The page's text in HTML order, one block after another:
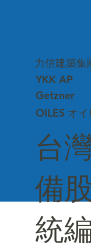
台
備
統
OILES オ
Getzner
YKK AP
力信建築集